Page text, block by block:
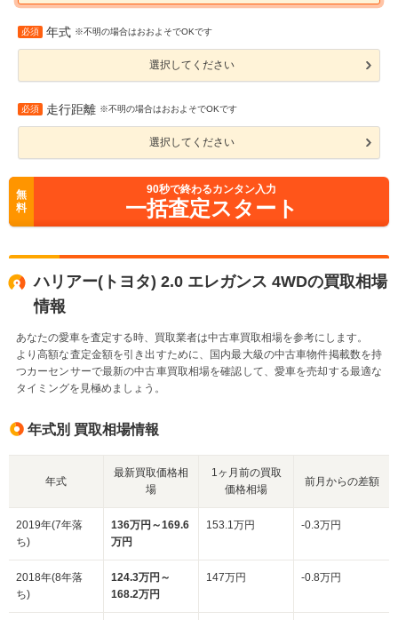
必須 年式 ※不明の場合はおおよそでOKです
選択してください
必須 走行距離 ※不明の場合はおおよそでOKです
選択してください
無
料
90秒で終わるカンタン入力
一括査定スタート
ハリアー(トヨタ) 2.0 エレガンス 4WDの買取相場
情報
あなたの愛車を査定する時、買取業者は中古車買取相場を参考にします。
より高額な査定金額を引き出すために、国内最大級の中古車物件掲載数を持
つカーセンサーで最新の中古車買取相場を確認して、愛車を売却する最適な
タイミングを見極めましょう。
年式別 買取相場情報
年式
最新買取価格相
場
1ヶ月前の買取
価格相場
前月からの差額
2019年(7年落
ち)
136万円～169.6
万円
153.1万円 -0.3万円
2018年(8年落
ち)
124.3万円～
168.2万円
147万円 -0.8万円